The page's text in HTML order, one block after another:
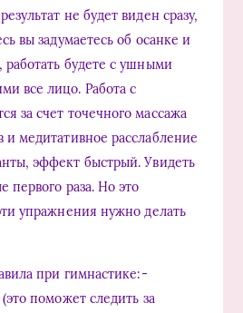
не будет виден сразу,
вы задумаетесь об осанке и
будете с ушными
все лицо. Работа с
за счет точечного массажа
медитативное расслабление
эффект быстрый. Увидеть
первого раза. Но это
упражнения нужно делать
при гимнастике:-
поможет следить за